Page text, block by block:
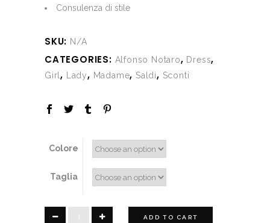
Consulenza di stile
SKU: N/A
CATEGORIES: Alfonso Notaro, Dress,
Girl, Lady, Madame, Saldi, Sconti
Colore
Taglia
Serena
ADD TO CART